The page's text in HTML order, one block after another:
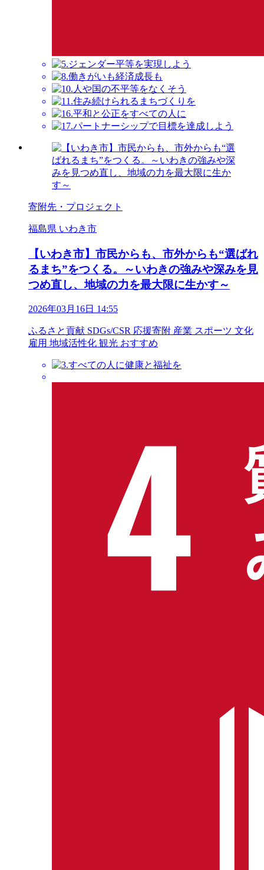
寄附先・プロジェクト
福島県 いわき市
【いわき市】市民からも、市外からも“選ばれ
るまち”をつくる。～いわきの強みや深みを見
つめ直し、地域の力を最大限に生かす～
2026年03月16日 14:55
ふるさと貢献 SDGs/CSR 応援寄附 産業 スポーツ 文化
雇用 地域活性化 観光 おすすめ